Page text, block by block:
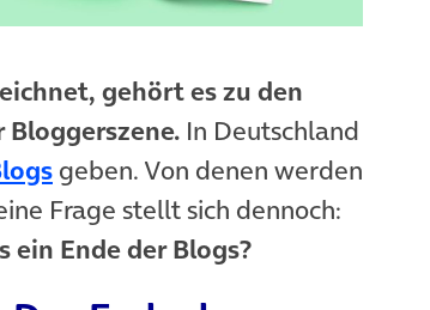
gehört es zu den
In Deutschland
(öffnet in neuem Tab)
geben. Von denen werden
Frage stellt sich dennoch:
Ende der Blogs?